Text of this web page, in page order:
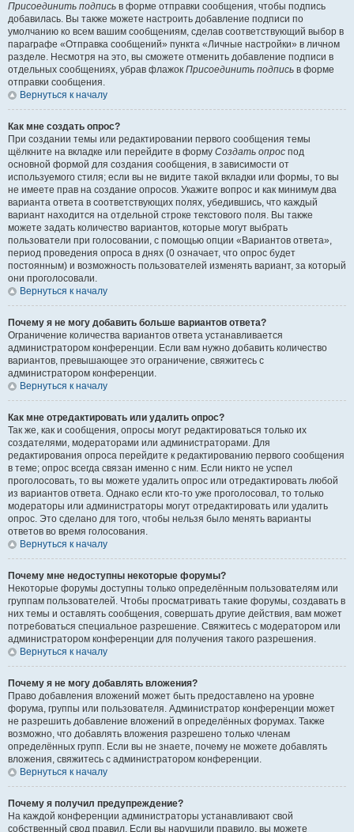
Присоединить подпись в форме отправки сообщения, чтобы подпись
добавилась. Вы также можете настроить добавление подписи по
умолчанию ко всем вашим сообщениям, сделав соответствующий выбор в
параграфе «Отправка сообщений» пункта «Личные настройки» в личном
разделе. Несмотря на это, вы сможете отменить добавление подписи в
отдельных сообщениях, убрав флажок Присоединить подпись в форме
отправки сообщения.
Вернуться к началу
Как мне создать опрос?
При создании темы или редактировании первого сообщения темы
щёлкните на вкладке или перейдите в форму Создать опрос под
основной формой для создания сообщения, в зависимости от
используемого стиля; если вы не видите такой вкладки или формы, то вы
не имеете прав на создание опросов. Укажите вопрос и как минимум два
варианта ответа в соответствующих полях, убедившись, что каждый
вариант находится на отдельной строке текстового поля. Вы также
можете задать количество вариантов, которые могут выбрать
пользователи при голосовании, с помощью опции «Вариантов ответа»,
период проведения опроса в днях (0 означает, что опрос будет
постоянным) и возможность пользователей изменять вариант, за который
они проголосовали.
Вернуться к началу
Почему я не могу добавить больше вариантов ответа?
Ограничение количества вариантов ответа устанавливается
администратором конференции. Если вам нужно добавить количество
вариантов, превышающее это ограничение, свяжитесь с
администратором конференции.
Вернуться к началу
Как мне отредактировать или удалить опрос?
Так же, как и сообщения, опросы могут редактироваться только их
создателями, модераторами или администраторами. Для
редактирования опроса перейдите к редактированию первого сообщения
в теме; опрос всегда связан именно с ним. Если никто не успел
проголосовать, то вы можете удалить опрос или отредактировать любой
из вариантов ответа. Однако если кто-то уже проголосовал, то только
модераторы или администраторы могут отредактировать или удалить
опрос. Это сделано для того, чтобы нельзя было менять варианты
ответов во время голосования.
Вернуться к началу
Почему мне недоступны некоторые форумы?
Некоторые форумы доступны только определённым пользователям или
группам пользователей. Чтобы просматривать такие форумы, создавать в
них темы и оставлять сообщения, совершать другие действия, вам может
потребоваться специальное разрешение. Свяжитесь с модератором или
администратором конференции для получения такого разрешения.
Вернуться к началу
Почему я не могу добавлять вложения?
Право добавления вложений может быть предоставлено на уровне
форума, группы или пользователя. Администратор конференции может
не разрешить добавление вложений в определённых форумах. Также
возможно, что добавлять вложения разрешено только членам
определённых групп. Если вы не знаете, почему не можете добавлять
вложения, свяжитесь с администратором конференции.
Вернуться к началу
Почему я получил предупреждение?
На каждой конференции администраторы устанавливают свой
собственный свод правил. Если вы нарушили правило, вы можете